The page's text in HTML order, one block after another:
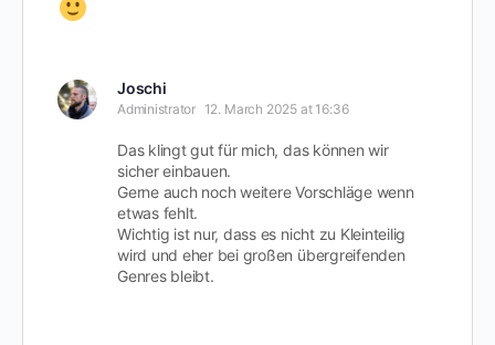
Joschi
Administrator 12. March 2025 at 16:36
Das klingt gut für mich, das können wir
sicher einbauen.
Gerne auch noch weitere Vorschläge wenn
etwas fehlt.
Wichtig ist nur, dass es nicht zu Kleinteilig
wird und eher bei großen übergreifenden
Genres bleibt.